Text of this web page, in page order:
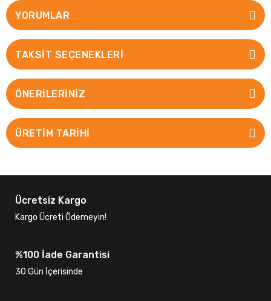
YORUMLAR
TAKSIT SEÇENEKLERI
ÖNERILERINIZ
ÜRETİM TARİHİ
Ücretsiz Kargo
Kargo Ücreti Ödemeyin!
%100 İade Garantisi
30 Gün İçerisinde